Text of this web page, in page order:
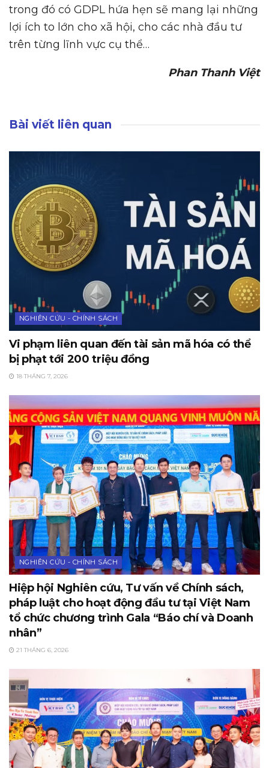
trong đó có GDPL hứa hẹn sẽ mang lại những
lợi ích to lớn cho xã hội, cho các nhà đầu tư
trên từng lĩnh vực cụ thể…
Phan Thanh Việt
Bài viết liên quan
NGHIÊN CỨU - CHÍNH SÁCH
Vi phạm liên quan đến tài sản mã hóa có thể
bị phạt tới 200 triệu đồng
18 THÁNG 7, 2026
NGHIÊN CỨU - CHÍNH SÁCH
Hiệp hội Nghiên cứu, Tư vấn về Chính sách,
pháp luật cho hoạt động đầu tư tại Việt Nam
tổ chức chương trình Gala “Báo chí và Doanh
nhân”
21 THÁNG 6, 2026